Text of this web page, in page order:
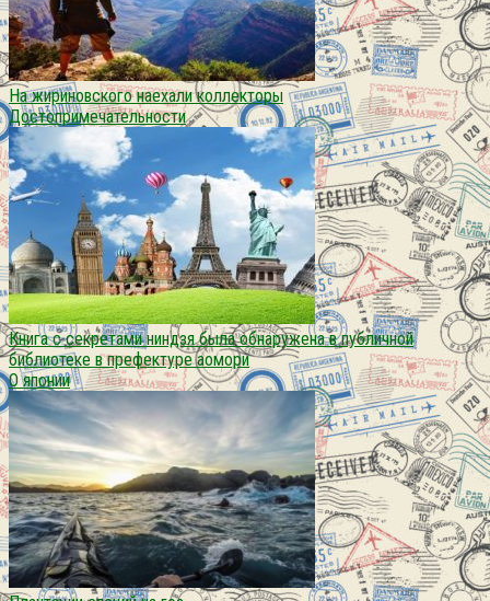
На жириновского наехали коллекторы
Достопримечательности
Книга с секретами ниндзя была обнаружена в публичной
библиотеке в префектуре аомори
О японии